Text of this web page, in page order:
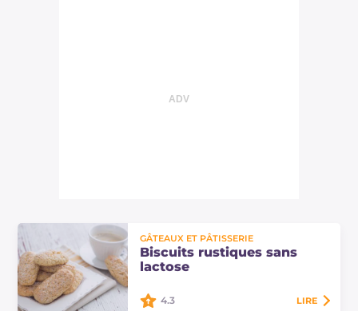
GÂTEAUX ET PÂTISSERIE
Biscuits rustiques sans
lactose
4.3 LIRE